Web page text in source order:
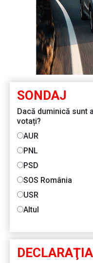
SONDAJ
Dacă duminică sunt
votați?
AUR
PNL
PSD
SOS România
USR
Altul